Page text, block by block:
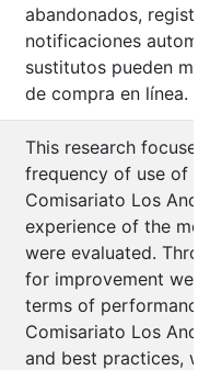
abandonados,
notificaciones
sustitutos pueden
de compra en línea.
This research
frequency of use of
Comisariato Los
experience of the
were evaluated.
for improvement
terms of
Comisariato Los
and best practices,